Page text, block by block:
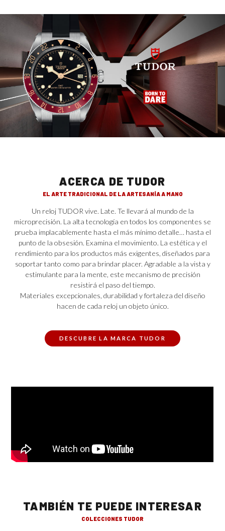
ACERCA DE TUDOR
EL ARTE TRADICIONAL DE LA ARTESANÍA A MANO
Un reloj TUDOR vive. Late. Te llevará al mundo de la
microprecisión. La alta tecnología en todos los componentes se
prueba implacablemente hasta el más mínimo detalle… hasta el
punto de la obsesión. Examina el movimiento. La estética y el
rendimiento para los productos más exigentes, diseñados para
soportar tanto como para brindar placer. Agradable a la vista y
estimulante para la mente, este mecanismo de precisión
resistirá el paso del tiempo.
Materiales excepcionales, durabilidad y fortaleza del diseño
hacen de cada reloj un objeto único.
DESCUBRE LA MARCA TUDOR
TAMBIÉN TE PUEDE INTERESAR
COLECCIONES TUDOR